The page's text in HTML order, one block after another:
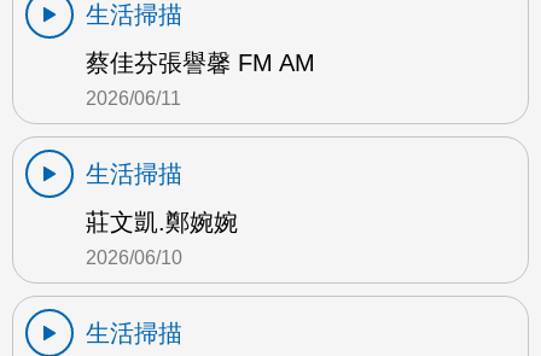
生活掃描
蔡佳芬張譽馨 FM AM
2026/06/11
生活掃描
莊文凱.鄭婉婉
2026/06/10
生活掃描